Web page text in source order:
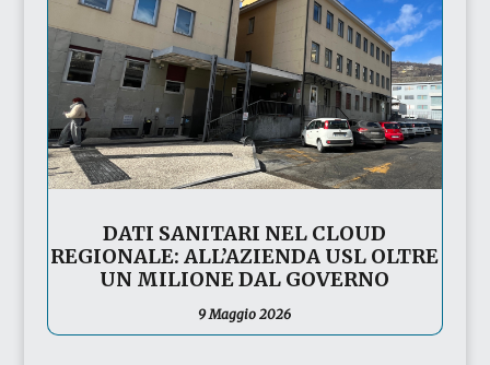
DATI SANITARI NEL CLOUD
REGIONALE: ALL’AZIENDA USL OLTRE
UN MILIONE DAL GOVERNO
9 Maggio 2026